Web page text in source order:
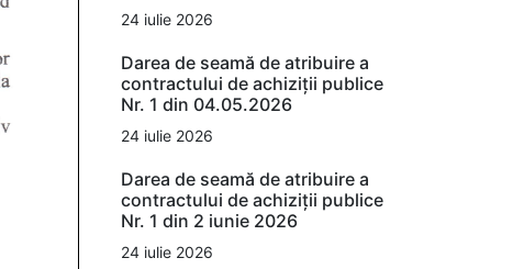
24 iulie 2026
Darea de seamă de atribuire a
contractului de achiziții publice
Nr. 1 din 04.05.2026
24 iulie 2026
Darea de seamă de atribuire a
contractului de achiziții publice
Nr. 1 din 2 iunie 2026
24 iulie 2026